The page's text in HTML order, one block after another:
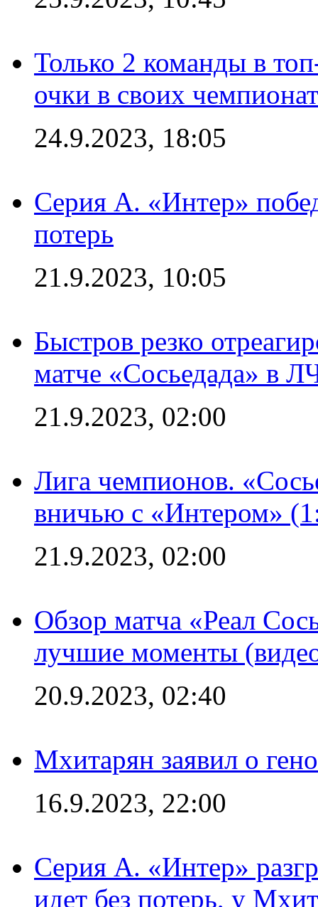
Только 2 команды в
очки в своих
24.9.2023, 18:05
Серия А. «Интер»
потерь
21.9.2023, 10:05
Быстров резко
матче «Сосьедада» в
21.9.2023, 02:00
Лига чемпионов.
вничью с «Интером»
21.9.2023, 02:00
Обзор матча «Реал
лучшие моменты
20.9.2023, 02:40
Мхитарян заявил о
16.9.2023, 22:00
Серия А. «Интер»
идет без потерь, у